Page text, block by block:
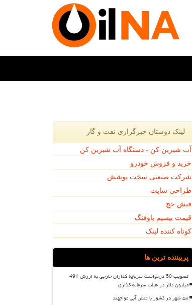
لینک دوستان خبرگزاری نفت و گاز
آب شیرین کن - دستگاه آب شیرین کن
خرید و فروش خودرو
شرکت صنعتی سخت پوشش
طراحی سایت
فیش حج
قیمت بیسیم باوفنگ
کوتاه کننده لینک
پربیننده ترین ها
تصویب 50 درخواست سرمایه گذاران خارجی به ارزش 491
میلیون دلار در هیأت سرمایه گذاری
۵۸ شهر در کشور با تنش آبی مواجهند